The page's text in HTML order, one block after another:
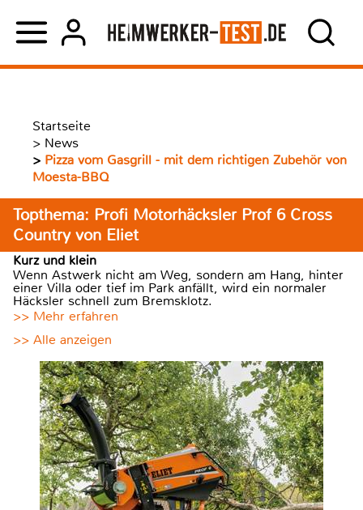
Startseite
> News
> Pizza vom Gasgrill - mit dem richtigen Zubehör von
Moesta-BBQ
Topthema: Profi Motorhäcksler Prof 6 Cross
Country von Eliet
Kurz und klein
Wenn Astwerk nicht am Weg, sondern am Hang, hinter
einer Villa oder tief im Park anfällt, wird ein normaler
Häcksler schnell zum Bremsklotz.
>> Mehr erfahren
>> Alle anzeigen